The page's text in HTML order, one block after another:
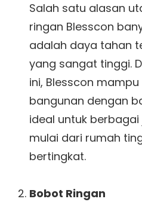
Salah satu alasan
ringan Blesscon
adalah daya tahan
yang sangat tinggi.
ini, Blesscon
bangunan dengan
ideal untuk berbagai
mulai dari rumah
bertingkat.
Bobot Ringan